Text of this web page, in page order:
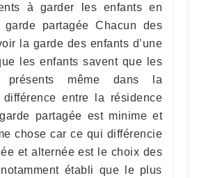
à garder les enfants en
garde partagée Chacun des
la garde des enfants d’une
les enfants savent que les
présents même dans la
entre la résidence
partagée est minime et
chose car ce qui différencie
et alternée est le choix des
établi que le plus